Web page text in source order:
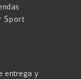
Sport
entrega y